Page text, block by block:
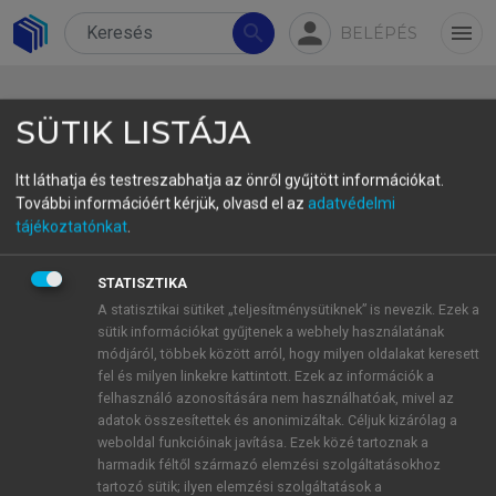
search person BELÉPÉS menu
5.3.1. Módszertan
Az 5.1. fejezetben már bemutatott általános
módszertani háttér mellett jelen kutatásban a
European Capital and Green Pioneer of Smart
Tourism (https://smart-tourism-capital.ec.europa.e
u/index_en) (lásd: 9.2. melléklet) által
meghatározott kérdőív tematikáját vettük alapul,
amely négy fő dimenziót fed le:
fenntarthatóság,
SÜTIK LISTÁJA
Itt láthatja és testreszabhatja az önről gyűjtött információkat.
További információért kérjük, olvasd el az adatvédelmi
tájékoztatónkat.
STATISZTIKA
A statisztikai sütiket „teljesítménysütiknek” is nevezik. Ezek a
sütik információkat gyűjtenek a webhely használatának
módjáról, többek között arról, hogy milyen oldalakat keresett
fel és milyen linkekre kattintott. Ezek az információk a
felhasználó azonosítására nem használhatóak, mivel az
adatok összesítettek és anonimizáltak. Céljuk kizárólag a
weboldal funkcióinak javítása. Ezek közé tartoznak a
harmadik féltől származó elemzési szolgáltatásokhoz
tartozó sütik; ilyen elemzési szolgáltatások a